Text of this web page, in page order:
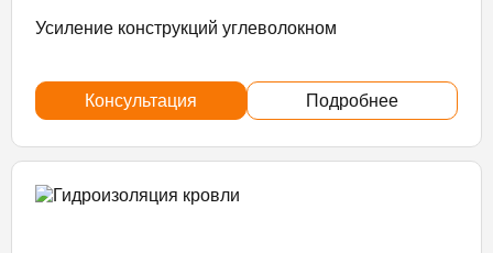
Усиление конструкций углеволокном
Консультация Подробнее